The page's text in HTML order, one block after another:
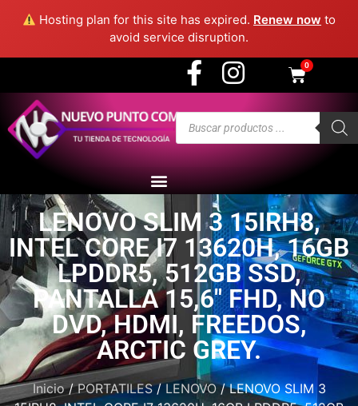
Hosting plan for this site has expired. Renew now to
avoid service disruption.
- Medellín
0
LENOVO SLIM 3 15IRH8,
INTEL CORE I7 13620H, 16GB
LPDDR5, 512GB SSD,
PANTALLA 15,6″ FHD, NO
DVD, HDMI, FREEDOS,
ARCTIC GREY.
Inicio/PORTATILES/LENOVO/ LENOVO SLIM 3